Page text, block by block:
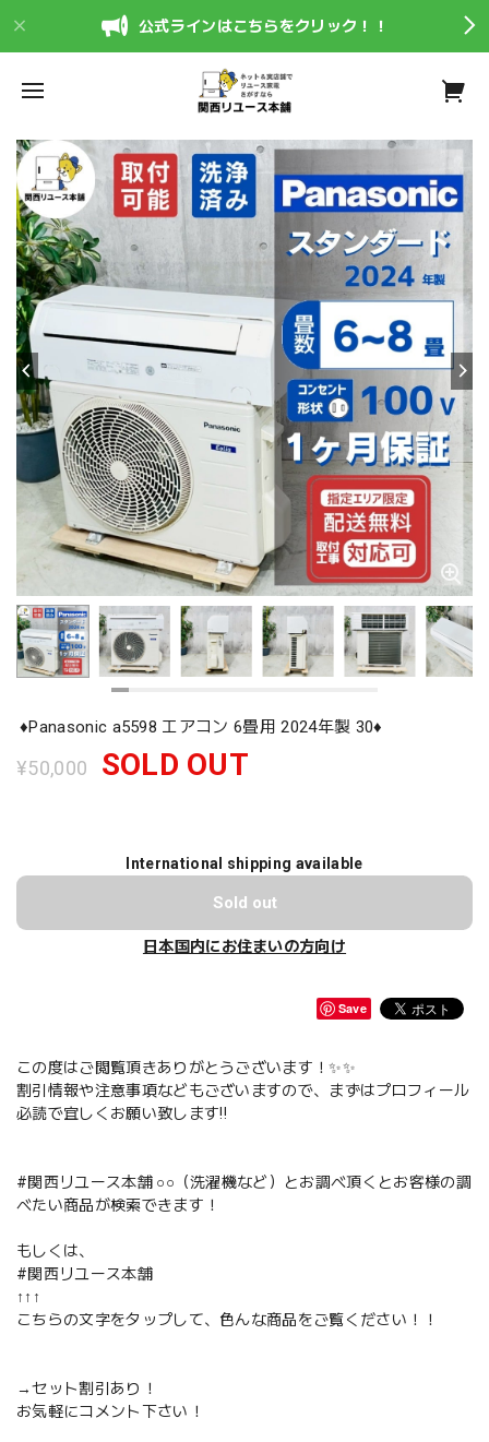
公式ラインはこちらをクリック！！
♦️Panasonic a5598 エアコン 6畳用 2024年製 30♦️
¥50,000 SOLD OUT
International shipping available
Sold out
日本国内にお住まいの方向け
Save
この度はご閲覧頂きありがとうございます！✨✨
割引情報や注意事項などもございますので、まずはプロフィール
必読で宜しくお願い致します‼️
#関西リユース本舗 ○○（洗濯機など）とお調べ頂くとお客様の調
べたい商品が検索できます！
もしくは、
#関西リユース本舗
↑↑↑
こちらの文字をタップして、色んな商品をご覧ください！！
→セット割引あり！
お気軽にコメント下さい！